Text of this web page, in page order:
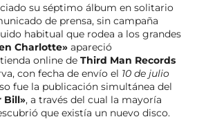
su séptimo álbum en solitario
de prensa, sin campaña
habitual que rodea a los grandes
Charlotte» apareció
online de Third Man Records
con fecha de envío el 10 de julio
fue la publicación simultánea del
Bill», a través del cual la mayoría
que existía un nuevo disco.